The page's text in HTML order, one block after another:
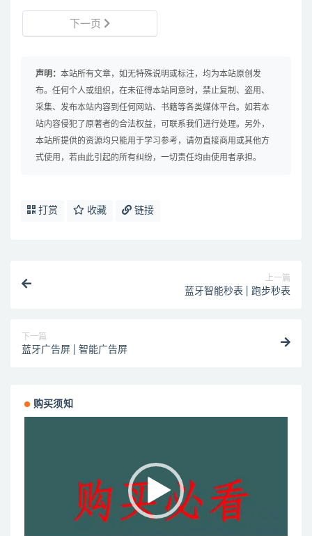
下一页
声明： 本站所有文章，如无特殊说明或标注，均为本站原创发
布。任何个人或组织，在未征得本站同意时，禁止复制、盗用、
采集、发布本站内容到任何网站、书籍等各类媒体平台。如若本
站内容侵犯了原著者的合法权益，可联系我们进行处理。另外，
本站所提供的资源均只能用于学习参考，请勿直接商用或其他方
式使用，若由此引起的所有纠纷，一切责任均由使用者承担。
打赏 收藏 链接
上一篇
蓝牙智能秒表 | 跑步秒表
下一篇
蓝牙广告屏 | 智能广告屏
购买须知